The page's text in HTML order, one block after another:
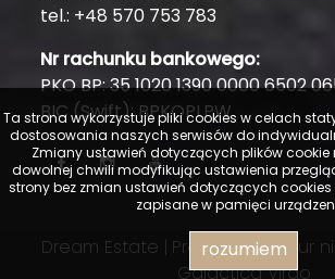
tel.: +48 570 753 783
Nr rachunku bankowego:
PKO BP: 35 1020 1390 0000 6502
BIC (Swift): BPKOPLPW
Dream Estate | Program dla biur
Galactica Virgo
Ta strona wykorzystuje pliki cookies w celach
dostosowania naszych serwisów do
Zmiany ustawień dotyczących plików
dowolnej chwili modyfikując ustawienia
strony bez zmian ustawień dotyczących cookies
zapisane w pamięci
rozumiem